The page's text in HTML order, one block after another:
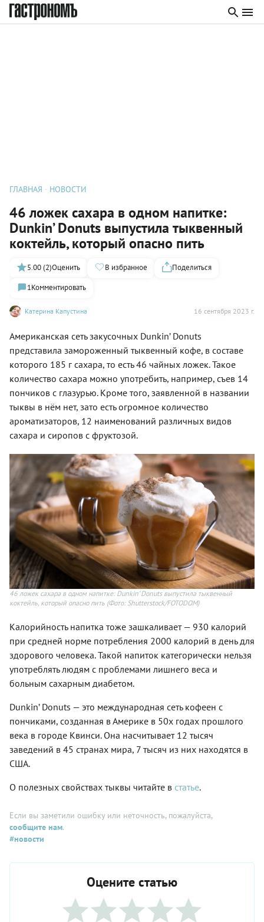
ГЛАВНАЯ НОВОСТИ
46 ложек сахара в одном напитке:
Dunkin’ Donuts выпустила тыквенный
коктейль, который опасно пить
Катерина Капустина 16 сентября 2023 г.
5.00 (2)Оценить В избранное
Поделиться
1Комментировать
Американская сеть закусочных Dunkin’ Donuts
представила замороженный тыквенный кофе, в составе
которого 185 г сахара, то есть 46 чайных ложек. Такое
количество сахара можно употребить, например, съев 14
пончиков с глазурью. Кроме того, заявленной в названии
тыквы в нём нет, зато есть огромное количество
ароматизаторов, 12 наименований различных видов
сахара и сиропов с фруктозой.
46 ложек сахара в одном напитке: Dunkin’ Donuts выпустила тыквенный
коктейль, который опасно пить (Фото: Shutterstock/FOTODOM)
Калорийность напитка тоже зашкаливает — 930 калорий
при средней норме потребления 2000 калорий в день для
здорового человека. Такой напиток категорически нельзя
употреблять людям с проблемами лишнего веса и
больным сахарным диабетом.
Dunkin’ Donuts — это международная сеть кофеен с
пончиками, созданная в Америке в 50х годах прошлого
века в городе Квинси. Она насчитывает 12 тысяч
заведений в 45 странах мира, 7 тысяч из них находятся в
США.
О полезных свойствах тыквы читайте в статье.
Если вы заметили ошибку или неточность, пожалуйста,
сообщите нам.
#новости
Оцените статью